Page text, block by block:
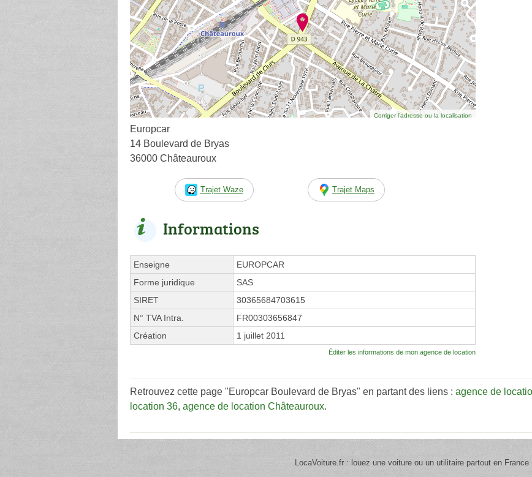
Corriger l’adresse ou la localisation
Europcar
14 Boulevard de Bryas
36000 Châteauroux
Trajet Waze Trajet Maps
Informations
Enseigne
EUROPCAR
Forme juridique
SAS
SIRET
30365684703615
N° TVA Intra.
FR00303656847
Création
1 juillet 2011
Éditer les informations de mon agence de location
Retrouvez cette page "Europcar Boulevard de Bryas" en partant des liens : agence de
location 36, agence de location Châteauroux.
LocaVoiture.fr : louez une voiture ou un utilitaire partout en France